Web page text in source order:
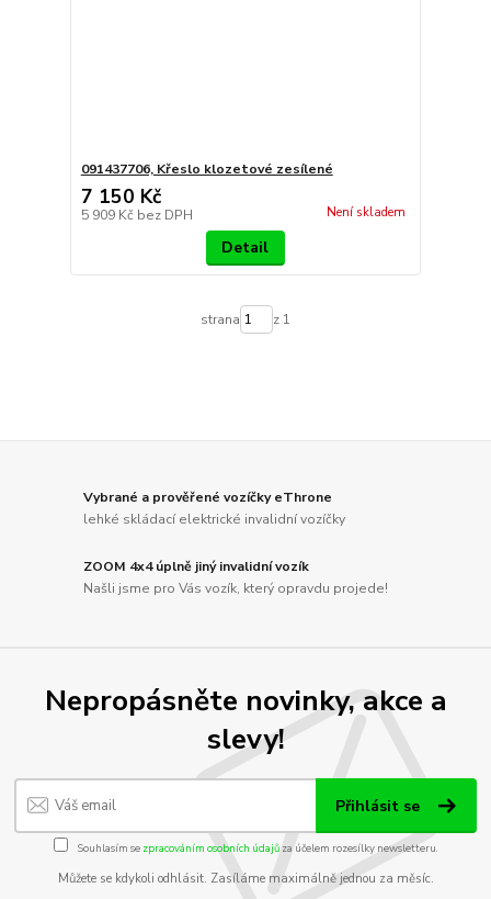
091437706, Křeslo klozetové zesílené
7 150 Kč
5 909 Kč bez DPH Není skladem
Detail
strana z 1
Vybrané a prověřené vozíčky eThrone
lehké skládací elektrické invalidní vozíčky
ZOOM 4x4 úplně jiný invalidní vozík
Našli jsme pro Vás vozík, který opravdu projede!
Nepropásněte novinky, akce a
slevy!
Přihlásit se
Souhlasím se zpracováním osobních údajůza účelem rozesílky newsletteru.
Můžete se kdykoli odhlásit. Zasíláme maximálně jednou za měsíc.